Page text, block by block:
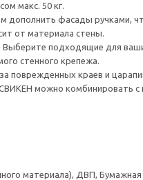
макс. 50 кг.
дополнить фасады
от материала стены.
подходящие для
стенного крепежа.
краев и
можно
материала), ДВП, Бумажная